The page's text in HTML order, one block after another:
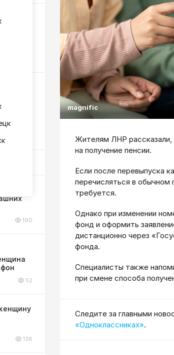
6
190
52
138
magnific
Жителям ЛНР рассказали,
на получение пенсии.
Если после перевыпуска
перечисляться в обычном
требуется.
Однако при изменении
фонд и оформить
дистанционно через
фонда.
Специалисты также
при смене способа
Cледите за главными
«Одноклассниках».